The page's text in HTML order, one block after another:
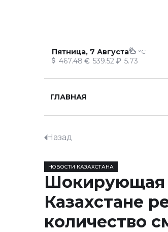
Пятница, 7 Августа °C
467.48 539.52 5.73
ГЛАВНАЯ
Назад
НОВОСТИ КАЗАХСТАНА
Шокирующая
Казахстане
количество